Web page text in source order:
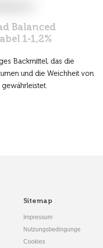
Balanced
1-1,2%
Backmittel, das die
und die Weichheit von
Sitemap
Impressum
Nutzungsbedingunge
Cookies